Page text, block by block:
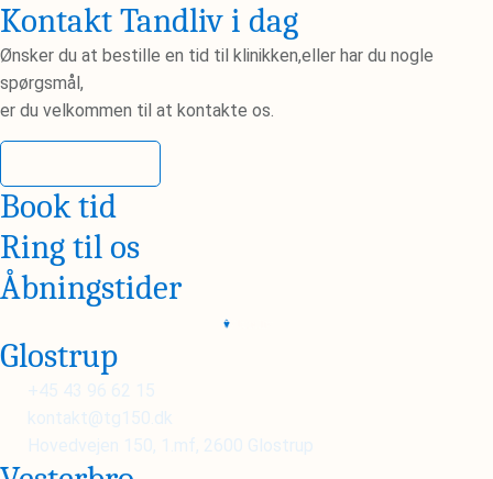
Kontakt Tandliv i dag
Ønsker du at bestille en tid til klinikken,eller har du nogle
spørgsmål,
er du velkommen til at kontakte os.
Book tid
Ring til os
Åbningstider
Glostrup
+45 43 96 62 15
kontakt@tg150.dk
Hovedvejen 150, 1.mf, 2600 Glostrup